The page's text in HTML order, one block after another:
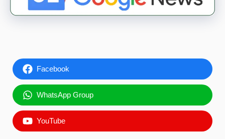
Facebook
WhatsApp Group
YouTube